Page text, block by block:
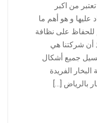
من اكبر
عليها و هو أهم ما
للحفاظ على نظافة
أن شركتنا هي
جميع أشكال
البخار الفريدة
بالرياض […]